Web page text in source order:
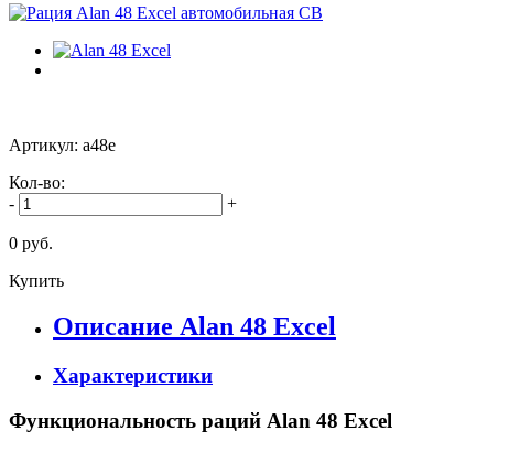
Артикул: a48e
Кол-во:
-
+
0 руб.
Купить
Описание Alan 48 Excel
Характеристики
Функциональность раций Alan 48 Excel